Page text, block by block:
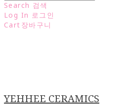
Search 검색
Log In 로그인
Cart 장바구니
YEHHEE CERAMICS